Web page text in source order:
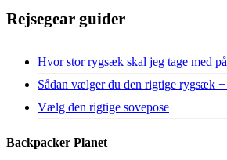
Rejsegear guider
Hvor stor rygsæk skal jeg tage med
Sådan vælger du den rigtige rygsæk
Vælg den rigtige sovepose
Backpacker Planet